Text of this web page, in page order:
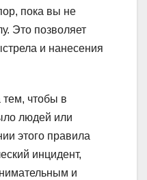
пока вы не
Это позволяет
и нанесения
тем, чтобы в
людей или
этого правила
инцидент,
и